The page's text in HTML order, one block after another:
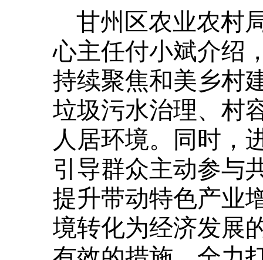
甘州区农业农村
心主任付小斌介绍
持续聚焦和美乡村
垃圾污水治理、村
人居环境。同时，
引导群众主动参与
提升带动特色产业
境转化为经济发展